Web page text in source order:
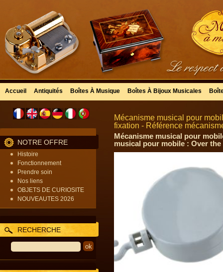
Accueil Antiquités Boîtes À Musique Boîtes À Bijoux Musicales
NOTRE OFFRE
Histoire
Fonctionnement
Prendre soin
Nos liens
OBJETS DE CURIOSITE
NOUVEAUTES 2026
RECHERCHE
Mécanisme musical pour
fixation - Référence
Mécanisme musical pour
musical pour mobile : Over